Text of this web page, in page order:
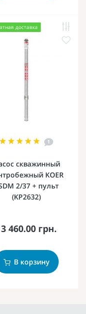
доставка
1
скважинный
KOER
2/37 + пульт
(KP2632)
460.00 грн.
В корзину